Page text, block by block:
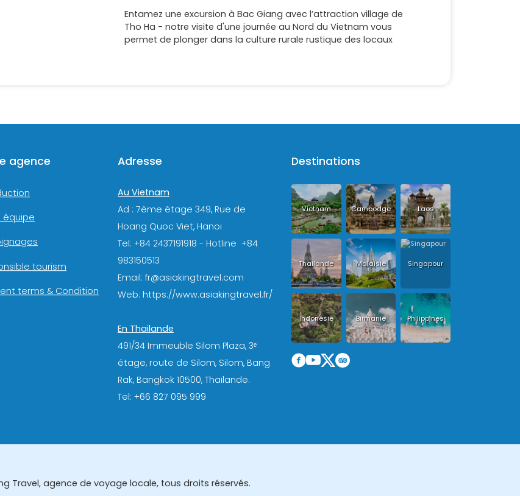
Entamez une excursion à Bac Giang avec l’attraction village de
Tho Ha - notre visite d'une journée au Nord du Vietnam vous
permet de plonger dans la culture rurale rustique des locaux
agence
équipe
tourism
terms & Condition
Adresse
Au Vietnam
Ad : 7ème étage 349, Rue de
Hoang Quoc Viet, Hanoi
Tel: +84 2437191918 - Hotline +84
983150513
Email: fr@asiakingtravel.com
Web: https://www.asiakingtravel.fr/
En Thailande
491/34 Immeuble Silom Plaza, 3ᵉ
étage, route de Silom, Silom, Bang
Rak, Bangkok 10500, Thaïlande.
Tel: +66 827 095 999
Destinations
Vietnam Cambodge Laos
Thailande Malaisie Singapour
Indonésie Birmanie Philippines
Travel, agence de voyage locale, tous droits réservés.